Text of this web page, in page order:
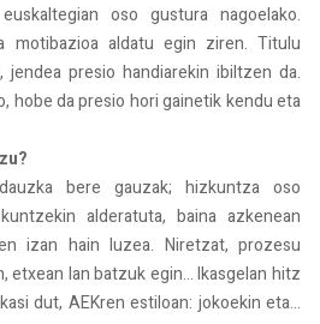
oso gustura nagoelako.
motibazioa aldatu egin ziren. Titulu
presio handiarekin ibiltzen da.
hobe da presio hori gainetik kendu eta
bere gauzak; hizkuntza oso
alderatuta, baina azkenean
izan hain luzea. Niretzat, prozesu
etxean lan batzuk egin... Ikasgelan hitz
dut, AEKren estiloan: jokoekin eta...